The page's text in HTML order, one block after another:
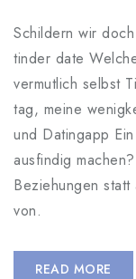
Schildern wir
tinder date Welches wurdet ihr Leuten raten, selbige
vermutlich selbst
tag, meine
und Datingapp
ausfindig
Beziehungen statt
von.
READ MORE